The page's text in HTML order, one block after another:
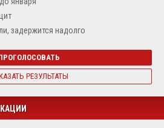
задержится надолго
РЕЗУЛЬТАТЫ